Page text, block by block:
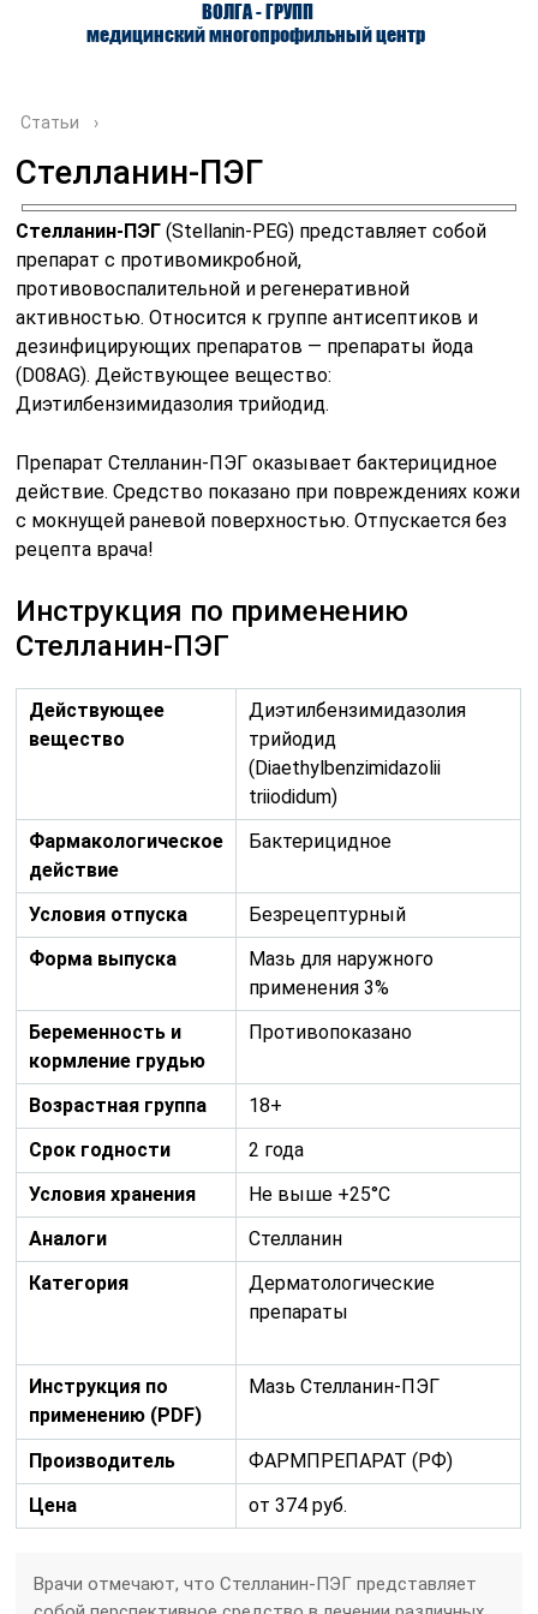
ВОЛГА - ГРУПП
медицинский многопрофильный центр
О ЦЕНТРЕ ВРАЧИ УСЛУГИ
Статьи ›
Стелланин-ПЭГ
Стелланин-ПЭГ (Stellanin-PEG) представляет собой
препарат с противомикробной,
противовоспалительной и регенеративной
активностью. Относится к группе антисептиков и
дезинфицирующих препаратов — препараты йода
(D08AG). Действующее вещество:
Диэтилбензимидазолия трийодид.
Препарат Стелланин-ПЭГ оказывает бактерицидное
действие. Средство показано при повреждениях кожи
с мокнущей раневой поверхностью. Отпускается без
рецепта врача!
Инструкция по применению
Стелланин-ПЭГ
Действующее
вещество
Диэтилбензимидазолия
трийодид
(Diaethylbenzimidazolii
triiodidum)
Фармакологическое
действие
Бактерицидное
Условия отпуска
Безрецептурный
Форма выпуска
Мазь для наружного
применения 3%
Беременность и
кормление грудью
Противопоказано
Возрастная группа
18+
Срок годности
2 года
Условия хранения
Не выше +25°С
Аналоги
Стелланин
Категория
Дерматологические
препараты
Инструкция по
применению (PDF)
Мазь Стелланин-ПЭГ
Производитель
ФАРМПРЕПАРАТ (РФ)
Цена
от 374 руб.
Врачи отмечают, что Стелланин-ПЭГ представляет